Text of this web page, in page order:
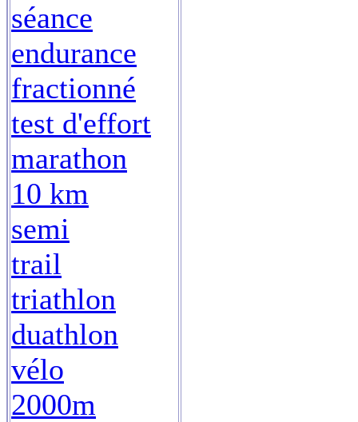
séance
endurance
fractionné
test d'effort
marathon
10 km
semi
trail
triathlon
duathlon
vélo
2000m